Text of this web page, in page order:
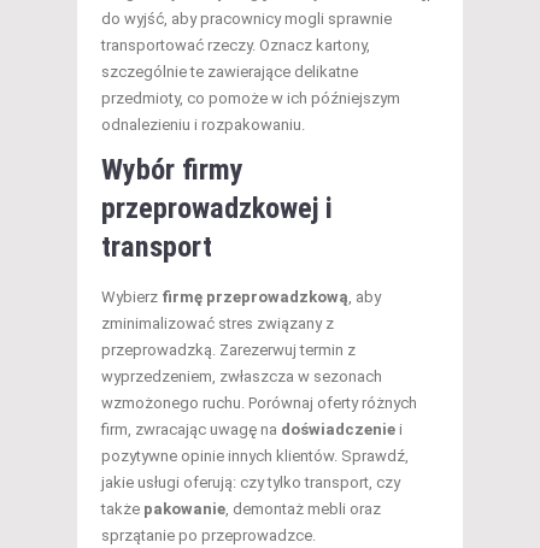
do wyjść, aby pracownicy mogli sprawnie
transportować rzeczy. Oznacz kartony,
szczególnie te zawierające delikatne
przedmioty, co pomoże w ich późniejszym
odnalezieniu i rozpakowaniu.
Wybór firmy
przeprowadzkowej i
transport
Wybierz firmę przeprowadzkową, aby
zminimalizować stres związany z
przeprowadzką. Zarezerwuj termin z
wyprzedzeniem, zwłaszcza w sezonach
wzmożonego ruchu. Porównaj oferty różnych
firm, zwracając uwagę na doświadczenie i
pozytywne opinie innych klientów. Sprawdź,
jakie usługi oferują: czy tylko transport, czy
także pakowanie, demontaż mebli oraz
sprzątanie po przeprowadzce.